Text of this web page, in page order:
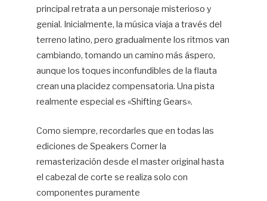
principal retrata a un personaje misterioso y
genial. Inicialmente, la música viaja a través del
terreno latino, pero gradualmente los ritmos van
cambiando, tomando un camino más áspero,
aunque los toques inconfundibles de la flauta
crean una placidez compensatoria. Una pista
realmente especial es «Shifting Gears».
Como siempre, recordarles que en todas las
ediciones de Speakers Corner la
remasterización desde el master original hasta
el cabezal de corte se realiza solo con
componentes puramente